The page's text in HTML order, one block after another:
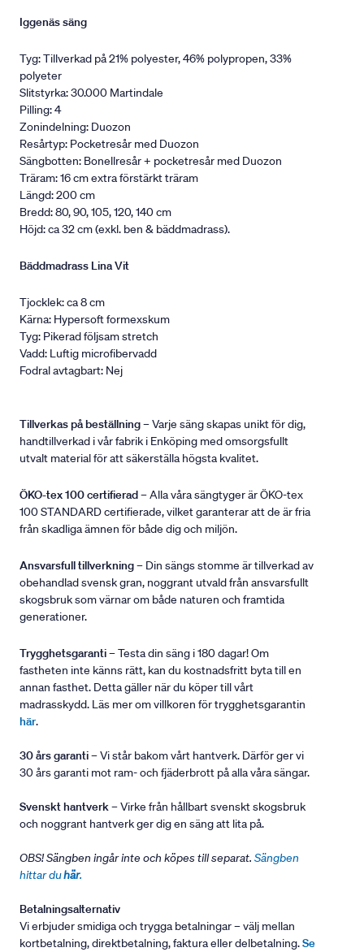
Iggenäs säng
Tyg: Tillverkad på 21% polyester, 46% polypropen, 33%
polyeter
Slitstyrka: 30.000 Martindale
Pilling: 4
Zonindelning: Duozon
Resårtyp: Pocketresår med Duozon
Sängbotten: Bonellresår + pocketresår med Duozon
Träram: 16 cm extra förstärkt träram
Längd: 200 cm
Bredd: 80, 90, 105, 120, 140 cm
Höjd: ca 32 cm (exkl. ben & bäddmadrass).
Bäddmadrass Lina Vit
Tjocklek: ca 8 cm
Kärna: Hypersoft formexskum
Tyg: Pikerad följsam stretch
Vadd: Luftig microfibervadd
Fodral avtagbart: Nej
Tillverkas på beställning– Varje säng skapas unikt för dig,
handtillverkad i vår fabrik i Enköping med omsorgsfullt
utvalt material för att säkerställa högsta kvalitet.
ÖKO-tex 100 certifierad– Alla våra sängtyger är ÖKO-tex
100 STANDARD certifierade, vilket garanterar att de är fria
från skadliga ämnen för både dig och miljön.
Ansvarsfull tillverkning– Din sängs stomme är tillverkad av
obehandlad svensk gran, noggrant utvald från ansvarsfullt
skogsbruk som värnar om både naturen och framtida
generationer.
Trygghetsgaranti– Testa din säng i 180 dagar! Om
fastheten inte känns rätt, kan du kostnadsfritt byta till en
annan fasthet. Detta gäller när du köper till vårt
madrasskydd. Läs mer om villkoren för trygghetsgarantin
här.
30 års garanti– Vi står bakom vårt hantverk. Därför ger vi
30 års garanti mot ram- och fjäderbrott på alla våra sängar.
Svenskt hantverk– Virke från hållbart svenskt skogsbruk
och noggrant hantverk ger dig en säng att lita på.
OBS! Sängben ingår inte och köpes till separat. Sängben
hittar duhär.
Betalningsalternativ
Vi erbjuder smidiga och trygga betalningar – välj mellan
kortbetalning, direktbetalning, faktura eller delbetalning.Se